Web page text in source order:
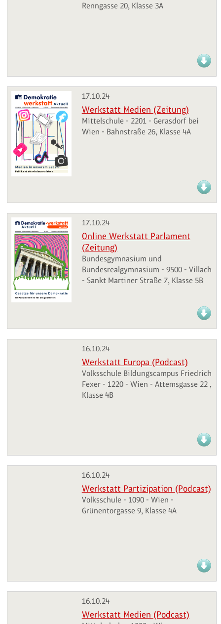
Renngasse 20, Klasse 3A
17.10.24
Werkstatt Medien (Zeitung)
Mittelschule - 2201 - Gerasdorf bei
Wien - Bahnstraße 26, Klasse 4A
17.10.24
Online Werkstatt Parlament
(Zeitung)
Bundesgymnasium und
Bundesrealgymnasium - 9500 - Villach
- Sankt Martiner Straße 7, Klasse 5B
16.10.24
Werkstatt Europa (Podcast)
Volksschule Bildungscampus Friedrich
Fexer - 1220 - Wien - Attemsgasse 22 ,
Klasse 4B
16.10.24
Werkstatt Partizipation (Podcast)
Volksschule - 1090 - Wien -
Grünentorgasse 9, Klasse 4A
16.10.24
Werkstatt Medien (Podcast)